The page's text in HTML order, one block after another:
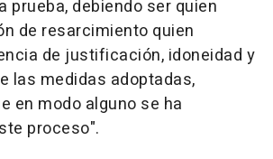
prueba, debiendo ser quien
de resarcimiento quien
de justificación, idoneidad y
las medidas adoptadas,
en modo alguno se ha
proceso".